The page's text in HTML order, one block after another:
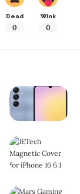
Dead
0
Wink
0